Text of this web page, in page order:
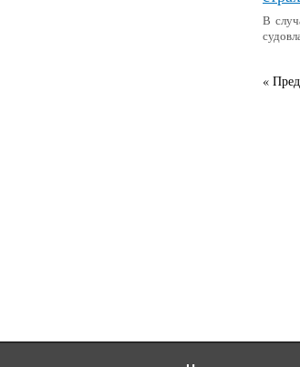
В
«